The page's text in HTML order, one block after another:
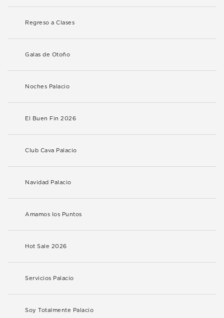
Regreso a Clases
Galas de Otoño
Noches Palacio
El Buen Fin 2026
Club Cava Palacio
Navidad Palacio
Amamos los Puntos
Hot Sale 2026
Servicios Palacio
Soy Totalmente Palacio